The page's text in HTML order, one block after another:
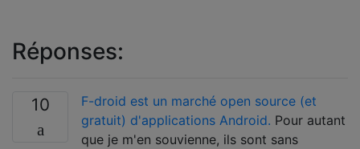
Réponses:
10
F-droid est un marché open source (et
gratuit) d'applications Android. Pour autant
que je m'en souvienne, ils sont sans